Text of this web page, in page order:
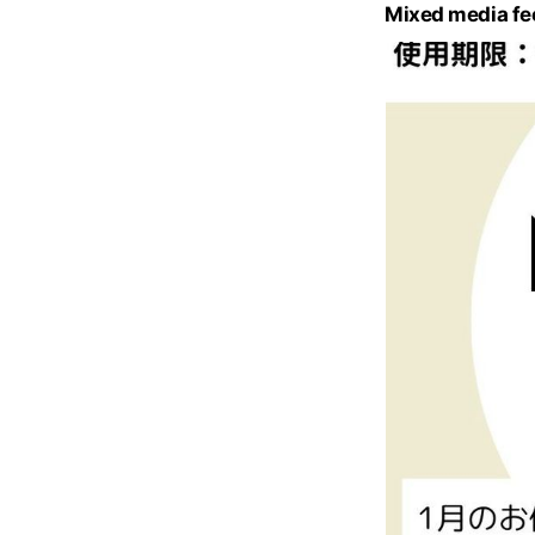
Mixed media